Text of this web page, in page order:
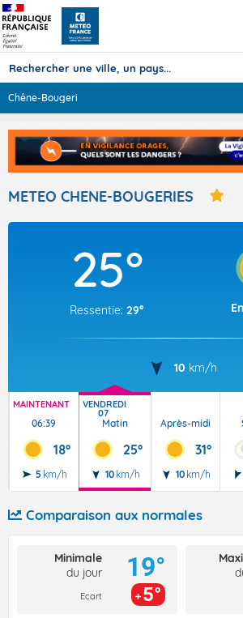
Prévisions
TOUS LES RÉSULTATS
Articles
Chêne-Bougeries
METEO CHENE-BOUGERIES
25°
Ressentie: 29°
10 km/h
MAINTENANT
06:39
18°
5 km/h
VENDREDI
07
Matin
25°
10 km/h
Après-midi
31°
10 km/h
Comparaison aux normales
Minimale
du jour
Ecart
19°
5°